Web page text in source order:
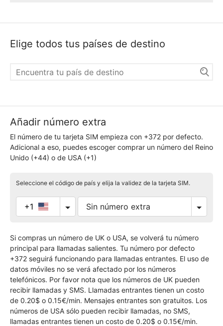
Elige todos tus países de destino
Añadir número extra
El número de tu tarjeta SIM empieza con +372 por defecto.
Adicional a eso, puedes escoger comprar un número del Reino
Unido (+44) o de USA (+1)
Seleccione el código de país y elija la validez de la tarjeta SIM.
+1
Si compras un número de UK o USA, se volverá tu número
principal para llamadas salientes. Tu número por defecto
+372 seguirá funcionando para llamadas entrantes. El uso de
datos móviles no se verá afectado por los números
telefónicos. Por favor nota que los números de UK pueden
recibir llamadas y SMS. Llamadas entrantes tienen un costo
de 0.20$ o 0.15€/min. Mensajes entrantes son gratuitos. Los
números de USA sólo pueden recibir llamadas, no SMS,
llamadas entrantes tienen un costo de 0.20$ o 0.15€/min.